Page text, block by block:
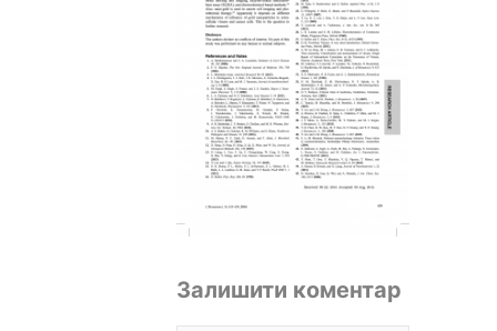
Залишити коментар